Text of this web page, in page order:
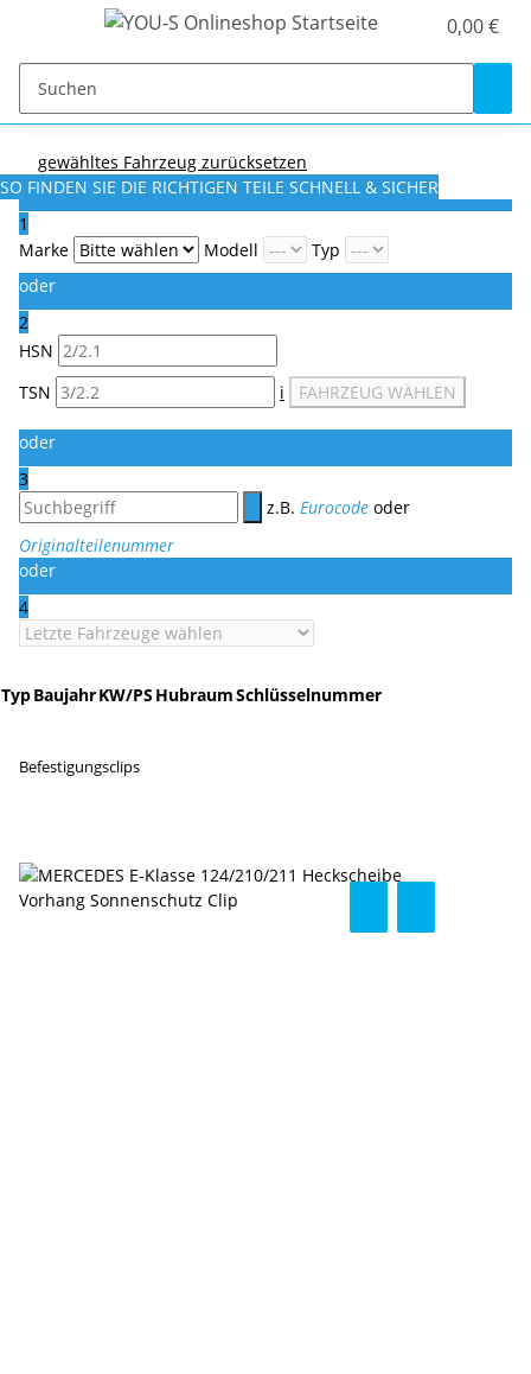
0,00 €
gewähltes Fahrzeug zurücksetzen
SO FINDEN SIE DIE RICHTIGEN TEILE SCHNELL & SICHER
1
Marke
Modell
Typ
oder
2
HSN
TSN
i FAHRZEUG WÄHLEN
oder
3
z.B. Eurocode oder
Originalteilenummer
oder
4
TypBaujahrKW/PS HubraumSchlüsselnummer
Befestigungsclips